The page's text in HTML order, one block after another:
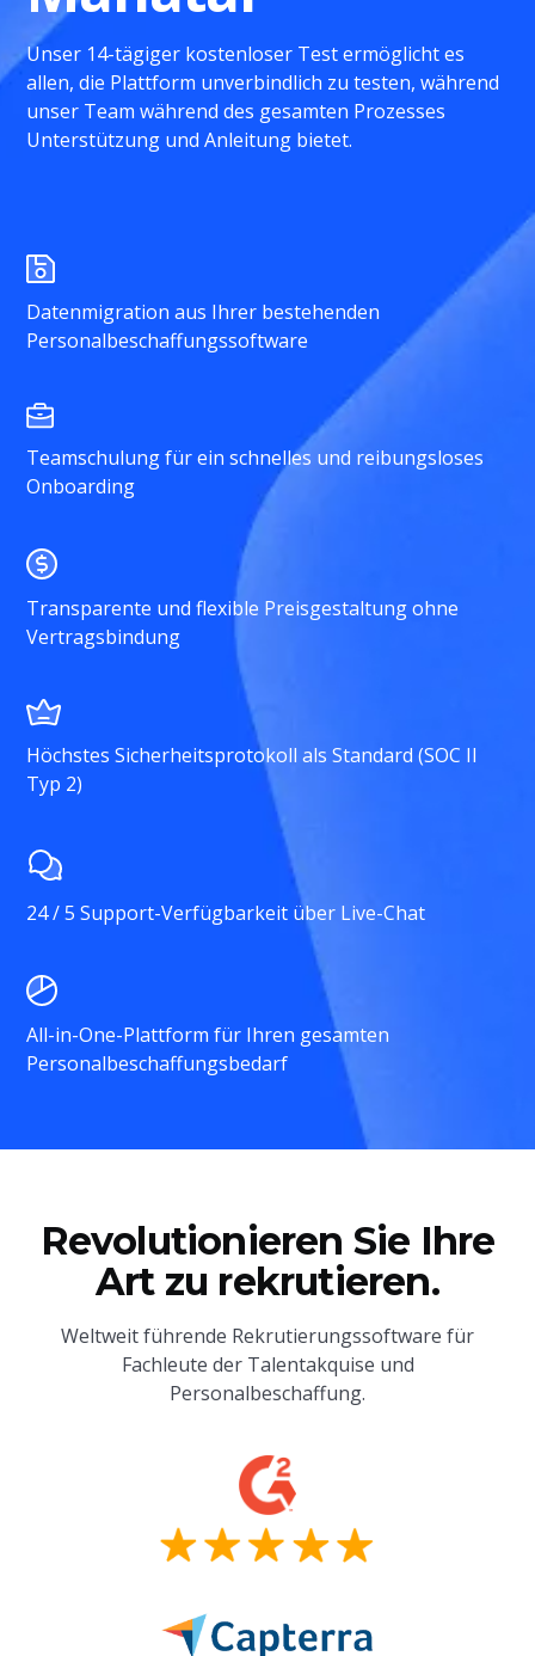
Unser 14-tägiger kostenloser Test ermöglicht es
allen, die Plattform unverbindlich zu testen, während
unser Team während des gesamten Prozesses
Unterstützung und Anleitung bietet.
Datenmigration aus Ihrer bestehenden
Personalbeschaffungssoftware
Teamschulung für ein schnelles und reibungsloses
Onboarding
Transparente und flexible Preisgestaltung ohne
Vertragsbindung
Höchstes Sicherheitsprotokoll als Standard (SOC II
Typ 2)
24 / 5 Support-Verfügbarkeit über Live-Chat
All-in-One-Plattform für Ihren gesamten
Personalbeschaffungsbedarf
Revolutionieren Sie Ihre
Art zu rekrutieren.
Weltweit führende Rekrutierungssoftware für
Fachleute der Talentakquise und
Personalbeschaffung.